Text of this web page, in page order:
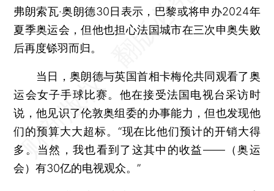
弗朗索瓦·奥朗德30日表示，巴黎或将申办2024年
夏季奥运会，但他也担心法国城市在三次申奥失败
后再度铩羽而归。
当日，奥朗德与英国首相卡梅伦共同观看了奥
运会女子手球比赛。他在接受法国电视台采访时
说，他见识了伦敦奥组委的办事能力，但也发现他
们的预算大大超标。“现在比他们预计的开销大得
多。当然，我也看到了这其中的收益——（奥运
会）有30亿的电视观众。”